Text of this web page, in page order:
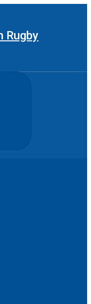
Rugby